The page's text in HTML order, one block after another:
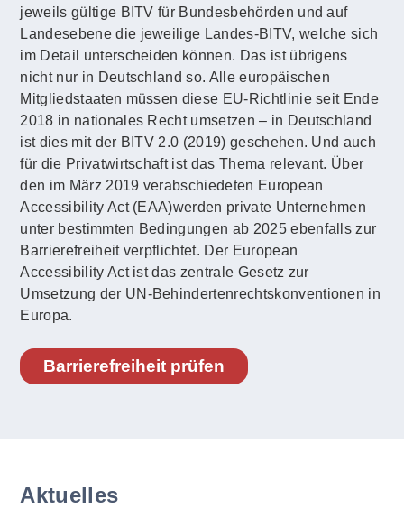
jeweils gültige BITV für Bundesbehörden und auf
Landesebene die jeweilige Landes-BITV, welche sich
im Detail unterscheiden können. Das ist übrigens
nicht nur in Deutschland so. Alle europäischen
Mitgliedstaaten müssen diese EU-Richtlinie seit Ende
2018 in nationales Recht umsetzen – in Deutschland
ist dies mit der BITV 2.0 (2019) geschehen. Und auch
für die Privatwirtschaft ist das Thema relevant. Über
den im März 2019 verabschiedeten European
Accessibility Act (EAA)werden private Unternehmen
unter bestimmten Bedingungen ab 2025 ebenfalls zur
Barrierefreiheit verpflichtet. Der European
Accessibility Act ist das zentrale Gesetz zur
Umsetzung der UN-Behindertenrechtskonventionen in
Europa.
Barrierefreiheit prüfen
Aktuelles